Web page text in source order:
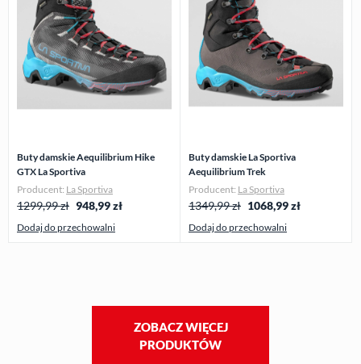
Buty damskie Aequilibrium Hike
GTX La Sportiva
Producent: La Sportiva
1299,99 zł 948,99zł
Dodaj do przechowalni
Buty damskie La Sportiva
Aequilibrium Trek
Producent: La Sportiva
1349,99 zł 1068,99zł
Dodaj do przechowalni
ZOBACZ WIĘCEJ
PRODUKTÓW